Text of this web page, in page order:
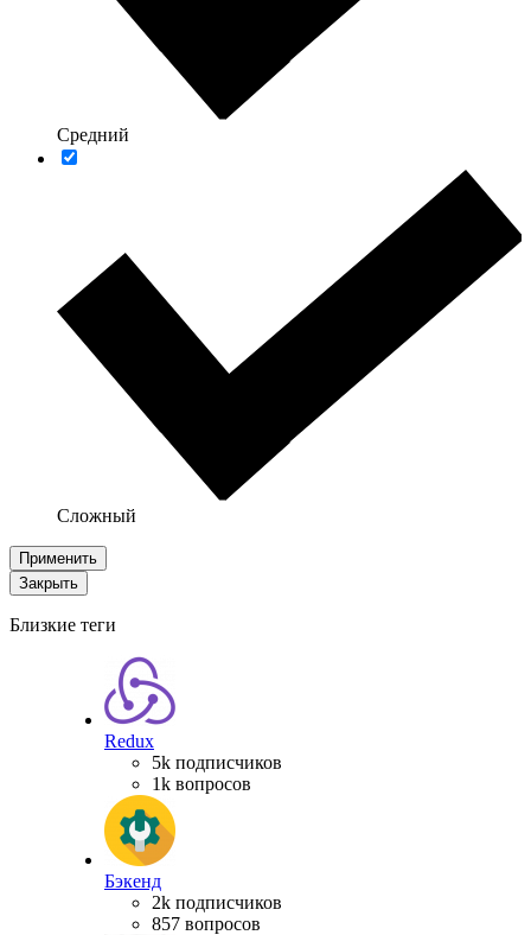
Средний
Сложный
Применить
Закрыть
Близкие теги
Redux
5k подписчиков
1k вопросов
Бэкенд
2k подписчиков
857 вопросов